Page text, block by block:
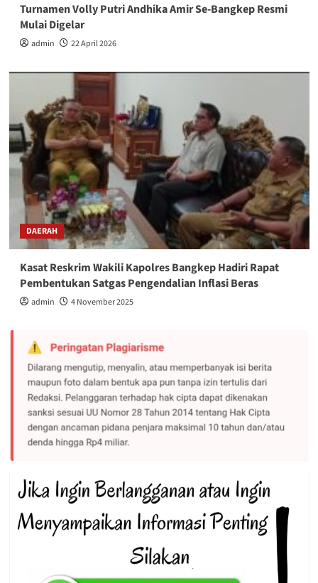
Turnamen Volly Putri Andhika Amir Se-Bangkep Resmi
Mulai Digelar
admin 22 April 2026
DAERAH
Kasat Reskrim Wakili Kapolres Bangkep Hadiri Rapat
Pembentukan Satgas Pengendalian Inflasi Beras
admin 4 November 2025